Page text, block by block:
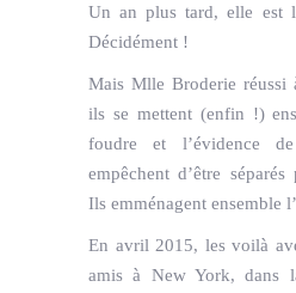
Un an plus tard, elle est
Décidément !
Mais Mlle Broderie réussi
ils se mettent (enfin !)
foudre et l’évidence
empêchent d’être
Ils emménagent ensemble
En avril 2015, les voilà
amis à New York, dans